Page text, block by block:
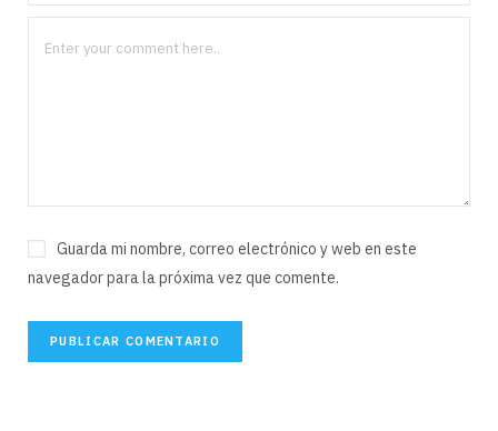
Guarda mi nombre, correo electrónico y web en este
navegador para la próxima vez que comente.